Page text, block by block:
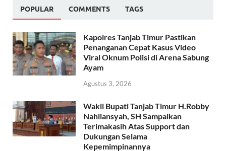
POPULAR COMMENTS TAGS
Kapolres Tanjab Timur Pastikan
Penanganan Cepat Kasus Video
Viral Oknum Polisi di Arena Sabung
Ayam
Agustus 3, 2026
Wakil Bupati Tanjab Timur H.Robby
Nahliansyah, SH Sampaikan
Terimakasih Atas Support dan
Dukungan Selama
Kepemimpinannya